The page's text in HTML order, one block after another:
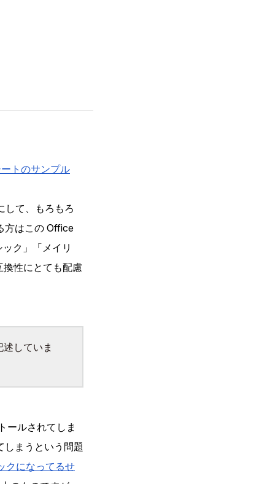
トのサンプル
して、もろもろ
方はこの Office
ク」「メイリ
性にとても配慮
していま
ールされてしま
しまうという問題
クになってるせ